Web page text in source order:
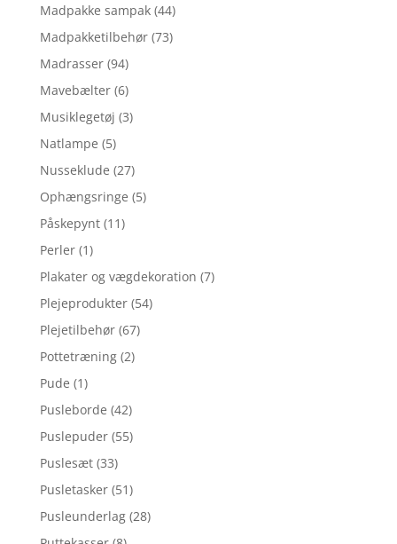
Madpakke sampak (44)
Madpakketilbehør (73)
Madrasser (94)
Mavebælter (6)
Musiklegetøj (3)
Natlampe (5)
Nusseklude (27)
Ophængsringe (5)
Påskepynt (11)
Perler (1)
Plakater og vægdekoration (7)
Plejeprodukter (54)
Plejetilbehør (67)
Pottetræning (2)
Pude (1)
Pusleborde (42)
Puslepuder (55)
Puslesæt (33)
Pusletasker (51)
Pusleunderlag (28)